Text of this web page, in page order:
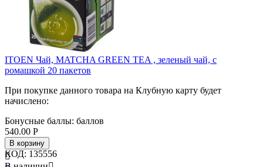
ITOEN Чай, MATCHA GREEN TEA , зеленый чай, с
ромашкой 20 пакетов
При покупке данного товара на Клубную карту будет
начислено:
Бонусные баллы: баллов
540.00 Р
В корзину

КОД: 135556